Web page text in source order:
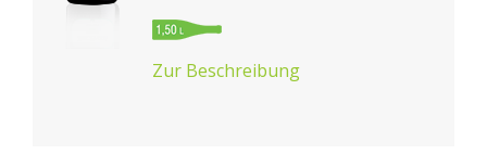
Zur Beschreibung